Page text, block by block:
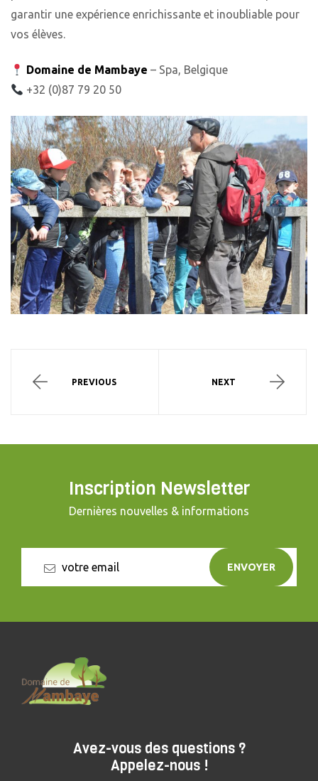
garantir une expérience enrichissante et inoubliable pour
vos élèves.
Domaine de Mambaye – Spa, Belgique
+32 (0)87 79 20 50
PREVIOUS NEXT
Inscription Newsletter
Dernières nouvelles & informations
ENVOYER
Avez-vous des questions ?
Appelez-nous !